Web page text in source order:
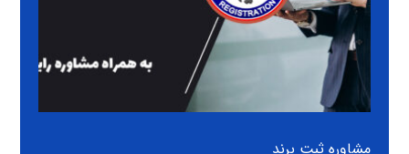
مشاوره ثبت برند